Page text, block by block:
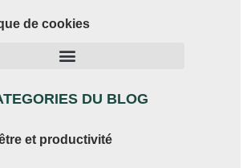
de cookies
DU BLOG
et productivité